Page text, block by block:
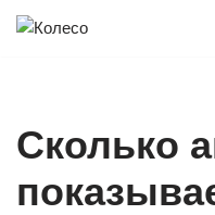
Сколько